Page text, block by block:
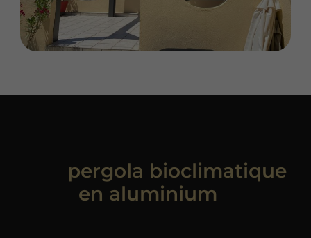
pergola bioclimatique
en aluminium